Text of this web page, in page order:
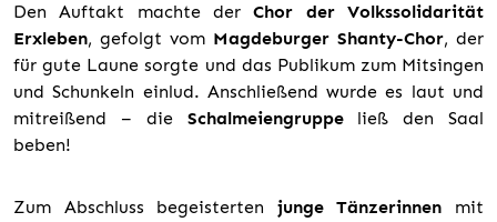
Den Auftakt machte derChor der Volkssolidarität
Erxleben, gefolgt vom Magdeburger Shanty-Chor, der
für gute Laune sorgte und das Publikum zum Mitsingen
und Schunkeln einlud. Anschließend wurde es laut und
mitreißend – die Schalmeiengruppeließ den Saal
beben!
Zum Abschluss begeisterten junge Tänzerinnen mit